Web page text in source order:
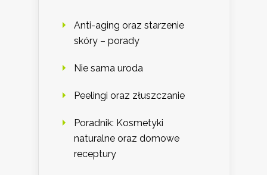
Anti-aging oraz starzenie
skóry – porady
Nie sama uroda
Peelingi oraz złuszczanie
Poradnik: Kosmetyki
naturalne oraz domowe
receptury